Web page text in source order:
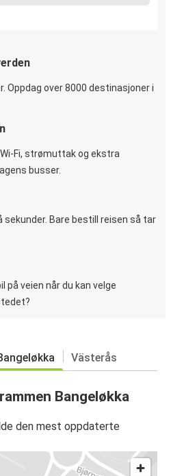
Oppdag over 8000 destinasjoner i
Fi, strømuttak og ekstra
busser.
sekunder. Bare bestill reisen så tar
på veien når du kan velge
Västerås
Bangeløkka
den mest oppdaterte